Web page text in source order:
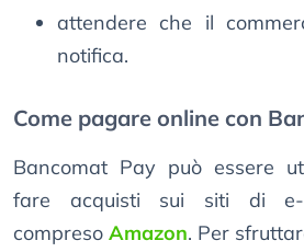
attendere che il
notifica.
Come pagare online con
Bancomat Pay può essere
fare acquisti sui siti di e-
compreso Amazon. Per